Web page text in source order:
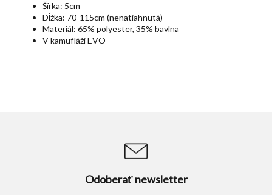
Šírka: 5cm
Dĺžka: 70-115cm (nenatiahnutá)
Materiál: 65% polyester, 35% bavlna
V kamufláži EVO
Odoberať newsletter